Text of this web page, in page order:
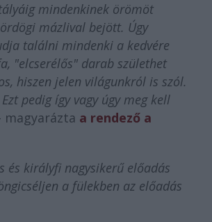
mindenkinek örömöt
mázlival bejött. Úgy
találni mindenki a kedvére
"elcserélős" darab születhet
hiszen jelen világunkról is szól.
pedig így vagy úgy meg kell
magyarázta a rendező a
királyfi nagysikerű előadás
a fülekben az előadás